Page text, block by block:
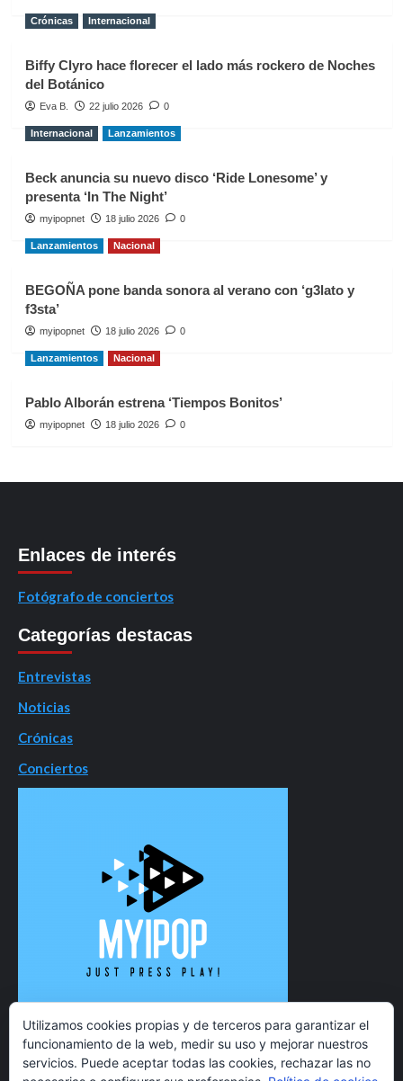
Crónicas Internacional
Biffy Clyro hace florecer el lado más rockero de Noches
del Botánico
Eva B. 22 julio 2026 0
Internacional Lanzamientos
Beck anuncia su nuevo disco ‘Ride Lonesome’ y
presenta ‘In The Night’
myipopnet 18 julio 2026 0
Lanzamientos Nacional
BEGOÑA pone banda sonora al verano con ‘g3lato y
f3sta’
myipopnet 18 julio 2026 0
Lanzamientos Nacional
Pablo Alborán estrena ‘Tiempos Bonitos’
myipopnet 18 julio 2026 0
Enlaces de interés
Fotógrafo de conciertos
Categorías destacas
Entrevistas
Noticias
Crónicas
Conciertos
Utilizamos cookies propias y de terceros para garantizar el
funcionamiento de la web, medir su uso y mejorar nuestros
servicios. Puede aceptar todas las cookies, rechazar las no